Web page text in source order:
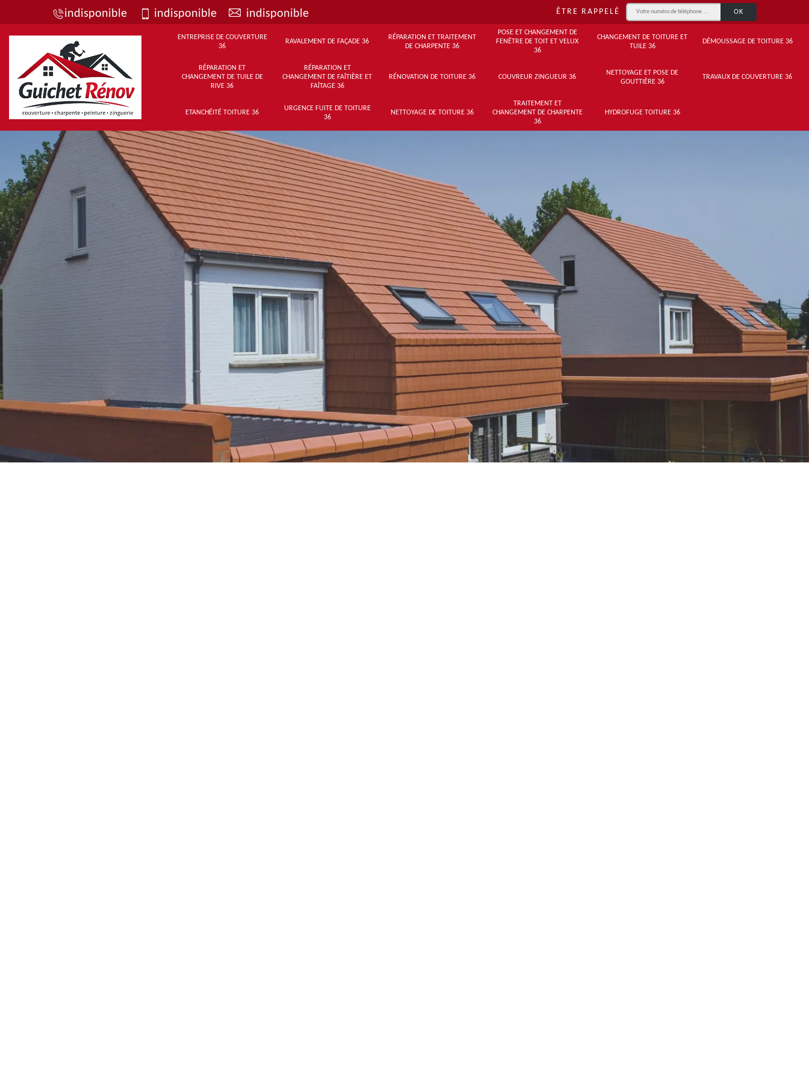
indisponible indisponible indisponible ÊTRE RAPPELÉ
ENTREPRISE DE COUVERTURE
36
RAVALEMENT DE FAÇADE 36
RÉPARATION ET TRAITEMENT
DE CHARPENTE 36
POSE ET CHANGEMENT DE
FENÊTRE DE TOIT ET VELUX
36
CHANGEMENT DE TOITURE ET
TUILE 36
DÉMOUSSAGE DE TOITURE 36
RÉPARATION ET
CHANGEMENT DE TUILE DE
RIVE 36
RÉPARATION ET
CHANGEMENT DE FAÎTIÈRE ET
FAÎTAGE 36
RÉNOVATION DE TOITURE 36 COUVREUR ZINGUEUR 36
NETTOYAGE ET POSE DE
GOUTTIÈRE 36
TRAVAUX DE COUVERTURE 36
ETANCHÉITÉ TOITURE 36
URGENCE FUITE DE TOITURE
36
NETTOYAGE DE TOITURE 36
TRAITEMENT ET
CHANGEMENT DE CHARPENTE
36
HYDROFUGE TOITURE 36